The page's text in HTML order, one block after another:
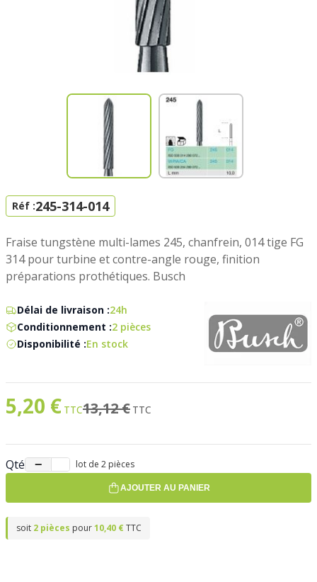
Réf :245-314-014
Fraise tungstène multi-lames 245, chanfrein, 014 tige FG
314 pour turbine et contre-angle rouge, finition
préparations prothétiques. Busch
Délai de livraison :24h
Conditionnement :2 pièces
Disponibilité :En stock
Prix spécial
5,20 € Ancien prix
13,12 €
Qté − +
lot de 2 pièces
AJOUTER AU PANIER
soit 2 pièces pour10,40 €TTC